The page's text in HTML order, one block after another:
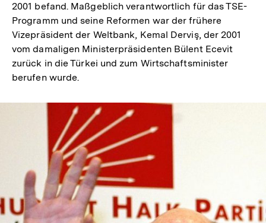
der
Fußnote
2001 befand. Maßgeblich verantwortlich für das TSE-
Programm und seine Reformen war der frühere
Vizepräsident der Weltbank, Kemal Derviş, der 2001
vom damaligen Ministerpräsidenten Bülent Ecevit
zurück in die Türkei und zum Wirtschaftsminister
berufen wurde.